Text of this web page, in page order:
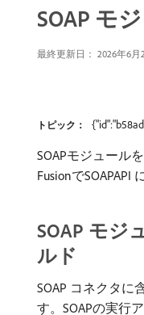
SOAP モ
最終更新日： 2026年6月
トピック：
SOAPモジュール
FusionでSOAPAPI
SOAP モジ
ルド
SOAP コネクタに
す。SOAPの実行